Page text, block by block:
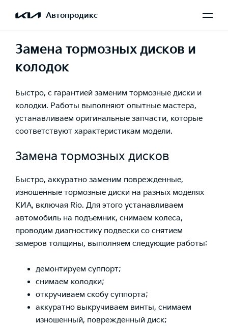
Автопродикс
Замена тормозных дисков и
колодок
Быстро, с гарантией заменим тормозные диски и
колодки. Работы выполняют опытные мастера,
устанавливаем оригинальные запчасти, которые
соответствуют характеристикам модели.
Замена тормозных дисков
Быстро, аккуратно заменим поврежденные,
изношенные тормозные диски на разных моделях
КИА, включая Rio. Для этого устанавливаем
автомобиль на подъемник, снимаем колеса,
проводим диагностику подвески со снятием
замеров толщины, выполняем следующие работы:
демонтируем суппорт;
снимаем колодки;
откручиваем скобу суппорта;
аккуратно выкручиваем винты, снимаем
изношенный, поврежденный диск;